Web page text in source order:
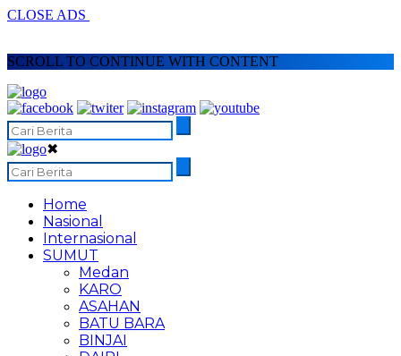
CLOSE ADS
SCROLL TO CONTINUE WITH CONTENT
✖
Home
Nasional
Internasional
SUMUT
Medan
KARO
ASAHAN
BATU BARA
BINJAI